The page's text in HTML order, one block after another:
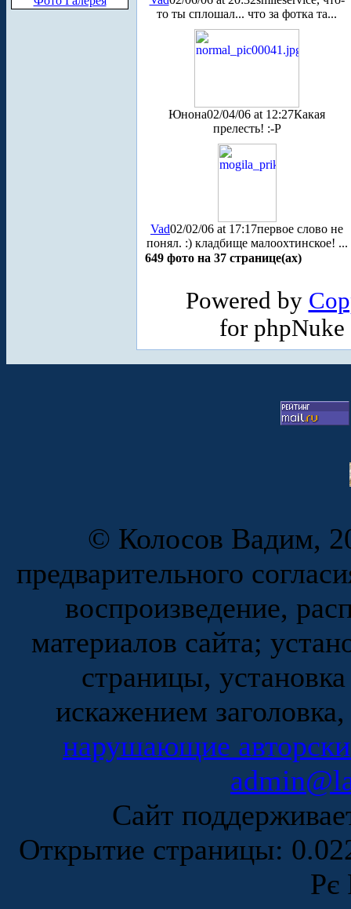
то ты сплошал... что за фотка та...
Юнона02/04/06 at 12:27Какая
прелесть! :-P
Vad02/02/06 at 17:17первое слово не
понял. :) кладбище малоохтинское! ...
649 фото на 37 странице(ах)
Powered by
for
© Колосов Вадим,
предварительного
воспроизведение,
материалов сайта;
страницы,
искажением
нарушающие
Сайт
Открытие страницы:
Рє